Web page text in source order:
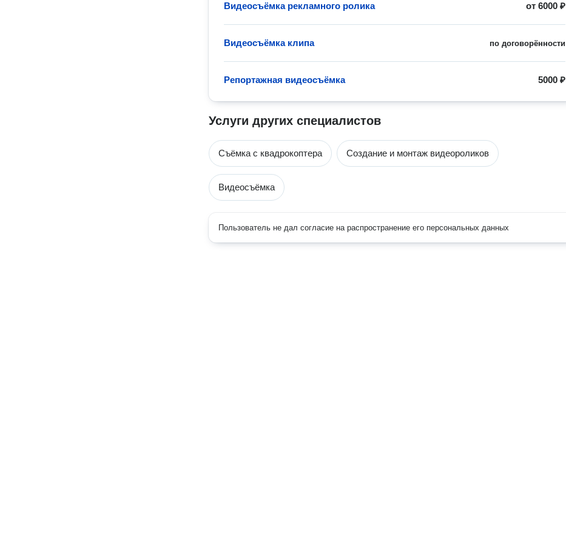
от6000 ₽
Видеосъёмка рекламного ролика
по договорённости
Видеосъёмка клипа
5000 ₽
Репортажная видеосъёмка
Услуги других специалистов
Cъёмка с квадрокоптера Создание и монтаж видеороликов
Видеосъёмка
Пользователь не дал согласие на распространение его персональных данных